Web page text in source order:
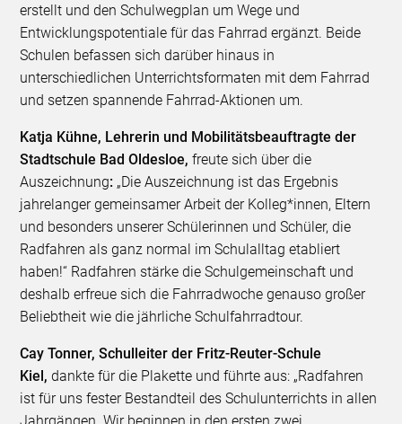
erstellt und den Schulwegplan um Wege und
Entwicklungspotentiale für das Fahrrad ergänzt. Beide
Schulen befassen sich darüber hinaus in
unterschiedlichen Unterrichtsformaten mit dem Fahrrad
und setzen spannende Fahrrad-Aktionen um.
Katja Kühne, Lehrerin und Mobilitätsbeauftragte der
Stadtschule Bad Oldesloe, freute sich über die
Auszeichnung: „Die Auszeichnung ist das Ergebnis
jahrelanger gemeinsamer Arbeit der Kolleg*innen, Eltern
und besonders unserer Schülerinnen und Schüler, die
Radfahren als ganz normal im Schulalltag etabliert
haben!“ Radfahren stärke die Schulgemeinschaft und
deshalb erfreue sich die Fahrradwoche genauso großer
Beliebtheit wie die jährliche Schulfahrradtour.
Cay Tonner, Schulleiter der Fritz-Reuter-Schule
Kiel,dankte für die Plakette und führte aus: „Radfahren
ist für uns fester Bestandteil des Schulunterrichts in allen